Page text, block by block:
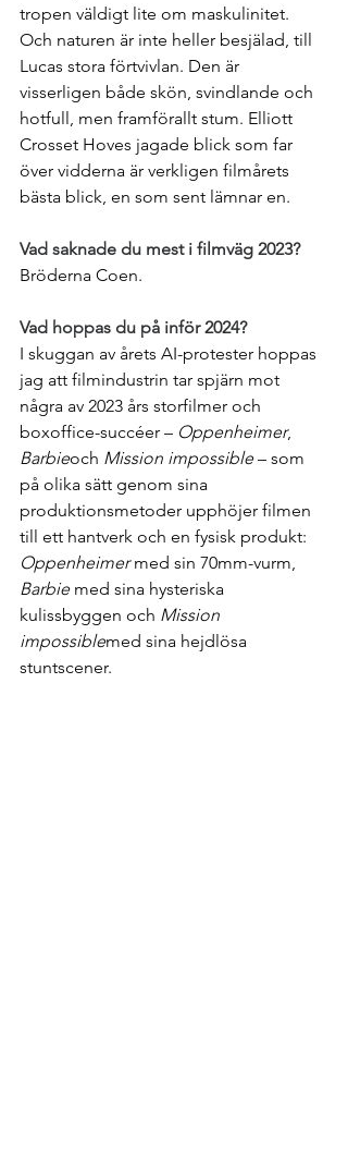
tropen väldigt lite om maskulinitet.
Och naturen är inte heller besjälad, till
Lucas stora förtvivlan. Den är
visserligen både skön, svindlande och
hotfull, men framförallt stum. Elliott
Crosset Hoves jagade blick som far
över vidderna är verkligen filmårets
bästa blick, en som sent lämnar en.
Vad saknade du mest i filmväg 2023?
Bröderna Coen.
Vad hoppas du på inför 2024?
I skuggan av årets AI-protester hoppas
jag att filmindustrin tar spjärn mot
några av 2023 års storfilmer och
boxoffice-succéer – Oppenheimer,
Barbieoch Mission impossible – som
på olika sätt genom sina
produktionsmetoder upphöjer filmen
till ett hantverk och en fysisk produkt:
Oppenheimer med sin 70mm-vurm,
Barbie med sina hysteriska
kulissbyggen och Mission
impossiblemed sina hejdlösa
stuntscener.